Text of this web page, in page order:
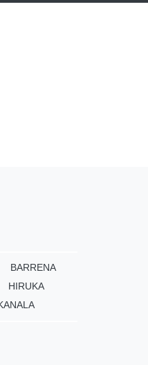
BARRENA
HIRUKA